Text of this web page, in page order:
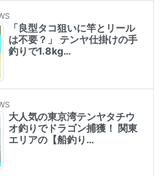
「良型タコ狙いに竿とリール
は不要？」 テンヤ仕掛けの手
釣りで1.8kg…
大人気の東京湾テンヤタチウ
オ釣りでドラゴン捕獲！ 関東
エリアの【船釣り…